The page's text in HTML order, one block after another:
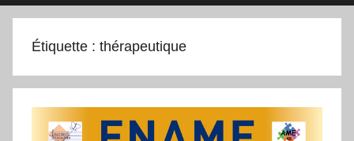
Étiquette : thérapeutique